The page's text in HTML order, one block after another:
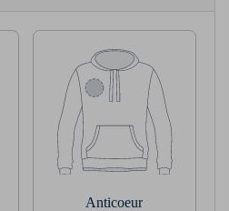
Anticoeur